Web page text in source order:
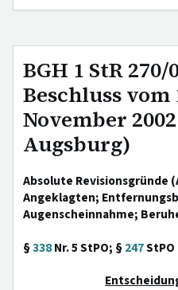
BGH 1 StR 270/
Beschluss vom
November
Augsburg)
Absolute Revisionsgründe
Angeklagten;
Augenscheinnahme;
§338Nr. 5 StPO; §247StPO